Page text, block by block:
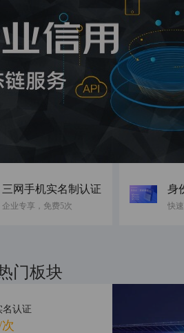
三网手机实名制认证
企业专享，免费5次
身
门板块
名认证